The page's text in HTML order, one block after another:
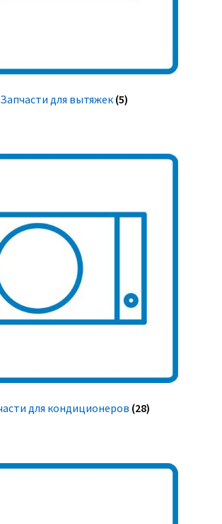
Запчасти для вытяжек (5)
для кондиционеров (28)